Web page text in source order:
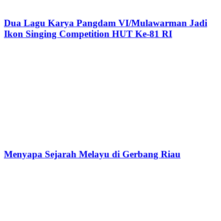
Dua Lagu Karya Pangdam VI/Mulawarman Jadi
Ikon Singing Competition HUT Ke-81 RI
Menyapa Sejarah Melayu di Gerbang Riau